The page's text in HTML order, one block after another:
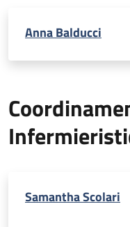
Anna Balducci
Samantha Scolari